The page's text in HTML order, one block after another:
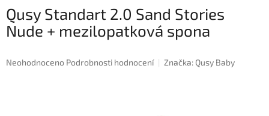
Qusy Standart 2.0 Sand Stories
Nude + mezilopatková spona
Průměrné
Neohodnoceno Podrobnosti hodnocení Značka: Qusy Baby